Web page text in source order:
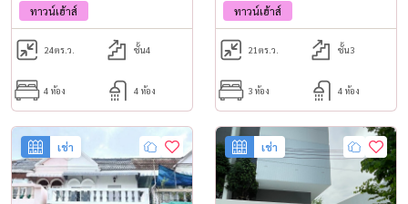
ทาวน์เฮ้าส์
24ตร.ว. ชั้น4
4 ห้อง 4 ห้อง
ทาวน์เฮ้าส์
21 ตร.ว. ชั้น3
3 ห้อง 4 ห้อง
เช่า เช่า